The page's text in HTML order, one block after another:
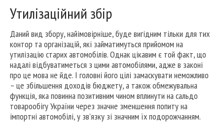
Утилізаційний збір
Даний вид збору, найімовірніше, буде вигідним тільки для тих
контор та організацій, які займатимуться прийомом на
утилізацію старих автомобілів. Однак цікавим є той факт, що
надалі відбуватиметься з цими автомобілями, адже в законі
про це мова не йде. І головні його цілі замаскувати неможливо
– це збільшення доходів бюджету, а також обмежувальна
функція, яка повинна позитивним чином вплинути на сальдо
товарообігу України через значне зменшення попиту на
імпортні автомобілі, у зв’язку зі значним їх подорожчанням.